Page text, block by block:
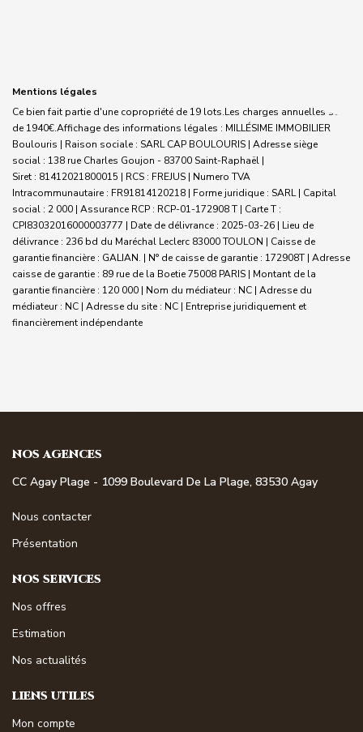
Mentions légales
Ce bien fait partie d'une copropriété de 19 lots.Les charges annuelles sont
de 1940€.Affichage des informations légales : MILLÉSIME IMMOBILIER
Boulouris | Raison sociale : SARL CAP BOULOURIS | Adresse siège
social : 138 rue Charles Goujon - 83700 Saint-Raphaël |
Siret : 81412021800015 | RCS : FREJUS | Numero TVA
Intracommunautaire : FR91814120218 | Forme juridique : SARL | Capital
social : 2 000 | Assurance RCP : RCP-01-172908 T | Carte T :
CPI83032016000003777 | Date de délivrance : 2025-03-26 | Lieu de
délivrance : 236 bd du Maréchal Leclerc 83000 TOULON | Caisse de
garantie financière : GALIAN. | N° de caisse de garantie : 172908T | Adresse
caisse de garantie : 89 rue de la Boetie 75008 PARIS | Montant de la
garantie financière : 120 000 | Nom du médiateur : NC | Adresse du
médiateur : NC | Adresse du site : NC | Entreprise juridiquement et
financièrement indépendante
NOS AGENCES
CC Agay Plage - 1099 Boulevard De La Plage, 83530 Agay
Nous contacter
Présentation
NOS SERVICES
Nos offres
Estimation
Nos actualités
LIENS UTILES
Mon compte